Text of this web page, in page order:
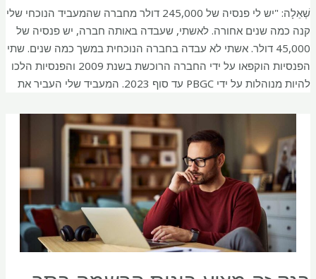
שְׁאֵלָה: "יש לי פנסיה של 245,000 דולר מחברה שהמעביד הנוכחי שלי
קנה כמה שנים אחורה. לאשתי, שעבדה באותה חברה, יש פנסיה של
45,000 דולר. אשתי לא עבדה בחברה הנוכחית במשך כמה שנים. שתי
הפנסיות הוקפאו על ידי החברה הרוכשת בשנת 2009 והפנסיות הלכו
להיות מנוהלות על ידי PBGC עד סוף 2023. המעביד שלי העביר את